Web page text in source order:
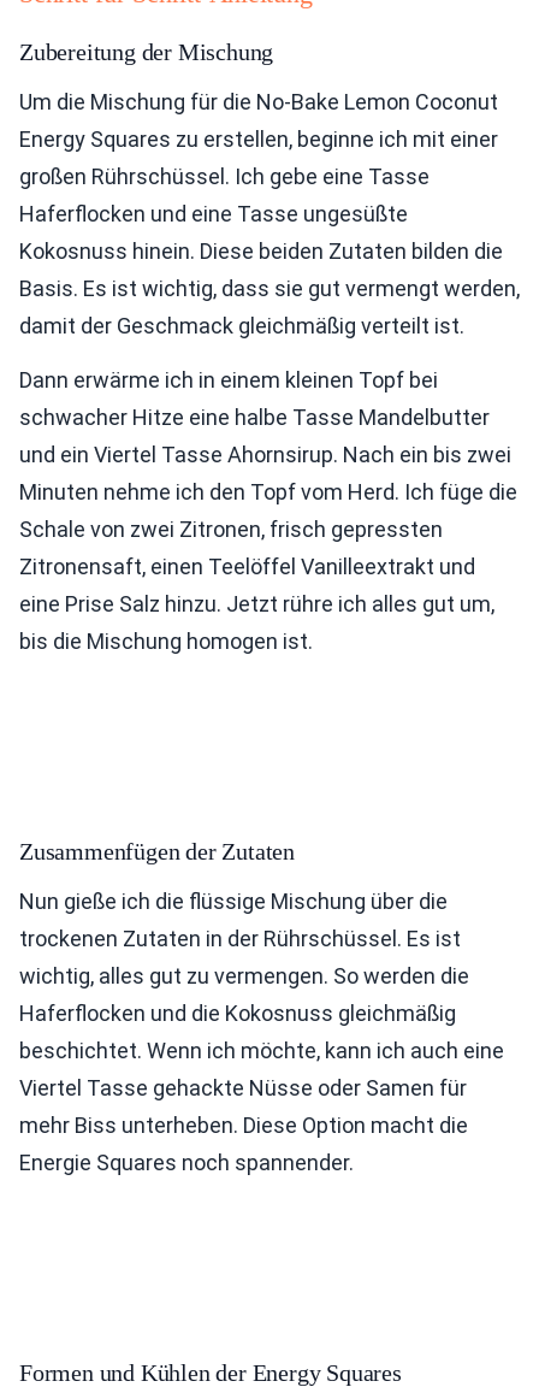
Zubereitung der Mischung
Um die Mischung für die No-Bake Lemon Coconut
Energy Squares zu erstellen, beginne ich mit einer
großen Rührschüssel. Ich gebe eine Tasse
Haferflocken und eine Tasse ungesüßte
Kokosnuss hinein. Diese beiden Zutaten bilden die
Basis. Es ist wichtig, dass sie gut vermengt werden,
damit der Geschmack gleichmäßig verteilt ist.
Dann erwärme ich in einem kleinen Topf bei
schwacher Hitze eine halbe Tasse Mandelbutter
und ein Viertel Tasse Ahornsirup. Nach ein bis zwei
Minuten nehme ich den Topf vom Herd. Ich füge die
Schale von zwei Zitronen, frisch gepressten
Zitronensaft, einen Teelöffel Vanilleextrakt und
eine Prise Salz hinzu. Jetzt rühre ich alles gut um,
bis die Mischung homogen ist.
Zusammenfügen der Zutaten
Nun gieße ich die flüssige Mischung über die
trockenen Zutaten in der Rührschüssel. Es ist
wichtig, alles gut zu vermengen. So werden die
Haferflocken und die Kokosnuss gleichmäßig
beschichtet. Wenn ich möchte, kann ich auch eine
Viertel Tasse gehackte Nüsse oder Samen für
mehr Biss unterheben. Diese Option macht die
Energie Squares noch spannender.
Formen und Kühlen der Energy Squares